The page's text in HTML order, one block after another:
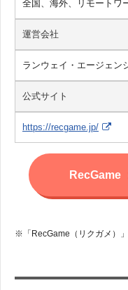
全国、海外、リモートワ
運営会社
ランウェイ・エージェン
公式サイト
https://recgame.jp/
RecGame
※「RecGame（リクガメ）